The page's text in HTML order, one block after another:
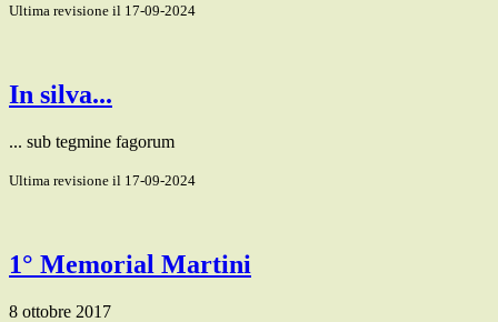
Ultima revisione il 17-09-2024
In silva...
... sub tegmine fagorum
Ultima revisione il 17-09-2024
1° Memorial Martini
8 ottobre 2017